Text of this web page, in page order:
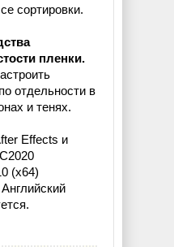
сортировки.
пленки.
отдельности в
и тенях.
Effects и
(x64)
Английский